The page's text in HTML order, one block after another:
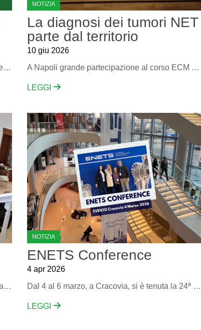
Questo evento scientifico riunisce i migliori specialisti per discutere la gestione clinica e terapeutica di queste patologie complesse. Il focus del corso è l’inquadramento dei pazienti e l’impatto delle sindromi sulla qualità della vita.
NOTIZIA
La diagnosi dei tumori NET
parte dal territorio
10 giu 2026
A Napoli grande partecipazione al corso ECM per i Medici di Famiglia
LEGGI
​Tra le note del Maestro Marco Boemi, accompagnato da Pamela Borri e Fiamma Izzo D'Amico, abbiamo ricordato una cosa semplice ma potente: ​quando le persone si uniscono, la ricerca diventa speranza concreta per chi vive con tumori neuroendocrini.
NOTIZIA
ENETS Conference
4 apr 2026
Dal 4 al 6 marzo, a Cracovia, si è tenuta la 24ª edizione di ENETS Conference, uno dei principali appuntamenti internazionali dedicati ai tumori neuroendocrini.
LEGGI